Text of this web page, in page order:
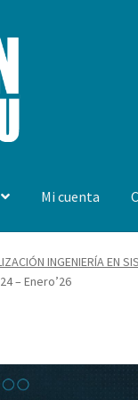
Mi cuenta
Mi cuentaPagos FRCU
INGENIERÍA EN
– Enero’26